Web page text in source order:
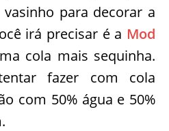
para decorar a
irá precisar é a Mod
cola mais sequinha.
fazer com cola
com 50% água e 50%